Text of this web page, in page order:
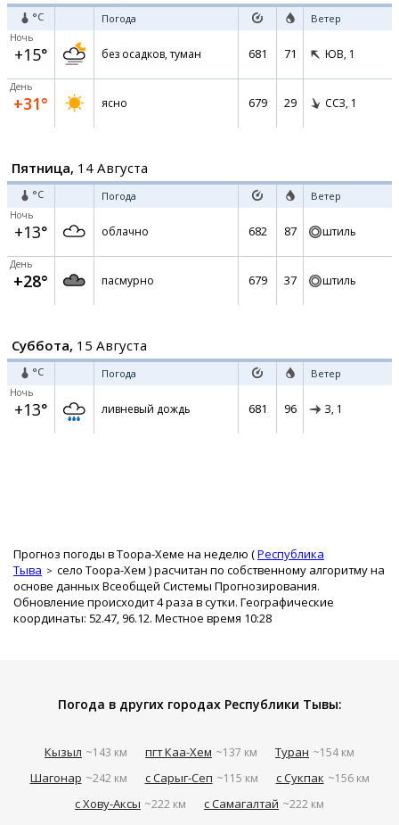
°C Погода Ветер
Ночь
+15° без осадков, туман 681 71 ЮВ, 1
День
+31° ясно 679 29 ССЗ, 1
Пятница, 14 Августа
°C Погода Ветер
Ночь
+13° облачно 682 87 штиль
День
+28° пасмурно 679 37 штиль
Суббота, 15 Августа
°C Погода Ветер
Ночь
+13° ливневый дождь 681 96 З, 1
Прогноз погоды в Тоора-Хеме на неделю (Республика
Тыва
село Тоора-Хем ) расчитан по собственному алгоритму на
основе данных Всеобщей Системы Прогнозирования.
Обновление происходит 4 раза в сутки. Географические
координаты: 52.47, 96.12. Местное время 10:28
Погода в других городах Республики Тывы:
Кызыл ~143 км пгт Каа-Хем ~137 км Туран ~154 км
Шагонар ~242 км с Сарыг-Сеп ~115 км с Сукпак ~156 км
с Хову-Аксы ~222 км с Самагалтай ~222 км